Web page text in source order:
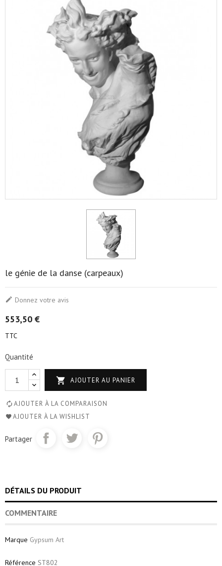
le génie de la danse (carpeaux)
 Donnez votre avis
553,50 €
TTC
Quantité
 AJOUTER AU PANIER
AJOUTER À LA COMPARAISON
AJOUTER À LA WISHLIST
Partager
DÉTAILS DU PRODUIT
COMMENTAIRE
Marque Gypsum Art
Référence ST802